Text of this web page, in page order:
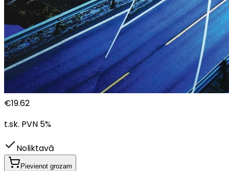
€19.62
t.sk. PVN 5%
Noliktavā
Pievienot grozam